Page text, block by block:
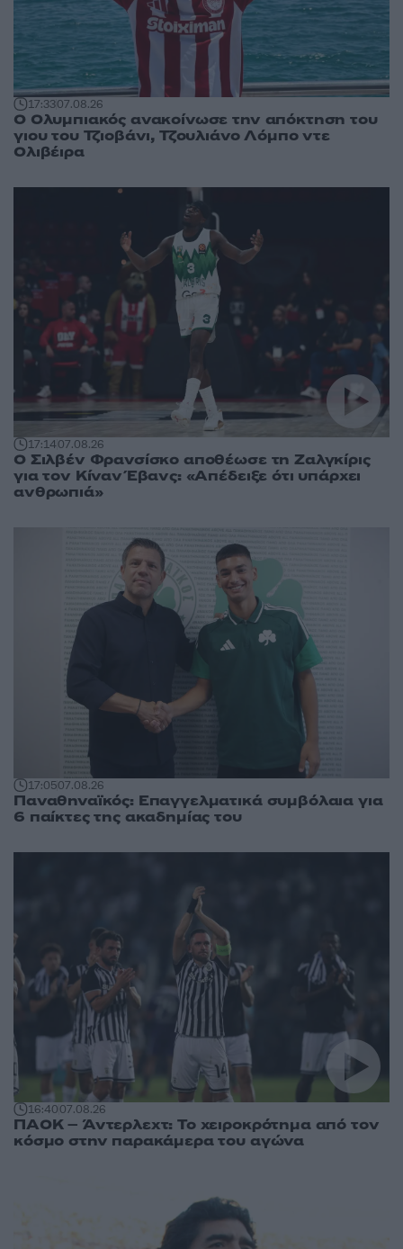
17:3307.08.26
Ο Ολυμπιακός ανακοίνωσε την απόκτηση του
γιου του Τζιοβάνι, Τζουλιάνο Λόμπο ντε
Ολιβέιρα
17:1407.08.26
Ο Σιλβέν Φρανσίσκο αποθέωσε τη Ζαλγκίρις
για τον Κίναν Έβανς: «Απέδειξε ότι υπάρχει
ανθρωπιά»
17:0507.08.26
Παναθηναϊκός: Επαγγελματικά συμβόλαια για
6 παίκτες της ακαδημίας του
16:4007.08.26
ΠΑΟΚ – Άντερλεχτ: Το χειροκρότημα από τον
κόσμο στην παρακάμερα του αγώνα